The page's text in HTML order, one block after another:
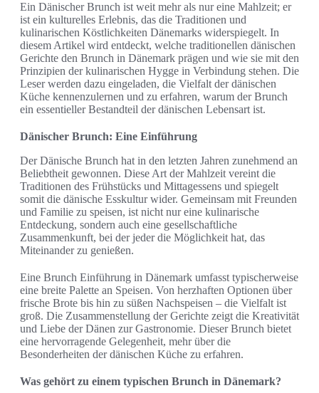
Ein Dänischer Brunch ist weit mehr als nur eine Mahlzeit; er
ist ein kulturelles Erlebnis, das die Traditionen und
kulinarischen Köstlichkeiten Dänemarks widerspiegelt. In
diesem Artikel wird entdeckt, welche traditionellen dänischen
Gerichte den Brunch in Dänemark prägen und wie sie mit den
Prinzipien der kulinarischen Hygge in Verbindung stehen. Die
Leser werden dazu eingeladen, die Vielfalt der dänischen
Küche kennenzulernen und zu erfahren, warum der Brunch
ein essentieller Bestandteil der dänischen Lebensart ist.
Dänischer Brunch: Eine Einführung
Der Dänische Brunch hat in den letzten Jahren zunehmend an
Beliebtheit gewonnen. Diese Art der Mahlzeit vereint die
Traditionen des Frühstücks und Mittagessens und spiegelt
somit die dänische Esskultur wider. Gemeinsam mit Freunden
und Familie zu speisen, ist nicht nur eine kulinarische
Entdeckung, sondern auch eine gesellschaftliche
Zusammenkunft, bei der jeder die Möglichkeit hat, das
Miteinander zu genießen.
Eine Brunch Einführung in Dänemark umfasst typischerweise
eine breite Palette an Speisen. Von herzhaften Optionen über
frische Brote bis hin zu süßen Nachspeisen – die Vielfalt ist
groß. Die Zusammenstellung der Gerichte zeigt die Kreativität
und Liebe der Dänen zur Gastronomie. Dieser Brunch bietet
eine hervorragende Gelegenheit, mehr über die
Besonderheiten der dänischen Küche zu erfahren.
Was gehört zu einem typischen Brunch in Dänemark?